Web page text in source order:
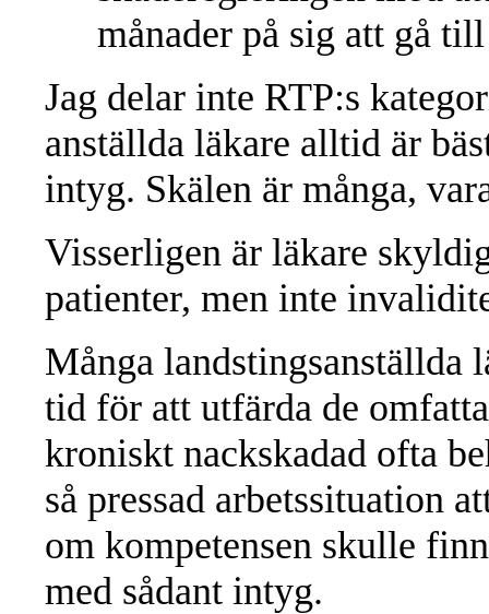
månader på sig att gå
Jag delar inte RTP:s
anställda läkare alltid är
intyg. Skälen är många,
Visserligen är läkare
patienter, men inte
Många landstingsanställda
tid för att utfärda de
kroniskt nackskadad ofta
så pressad arbetssituation
om kompetensen skulle
med sådant intyg.